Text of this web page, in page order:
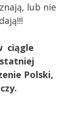
lub nie
ciągle
Polski,